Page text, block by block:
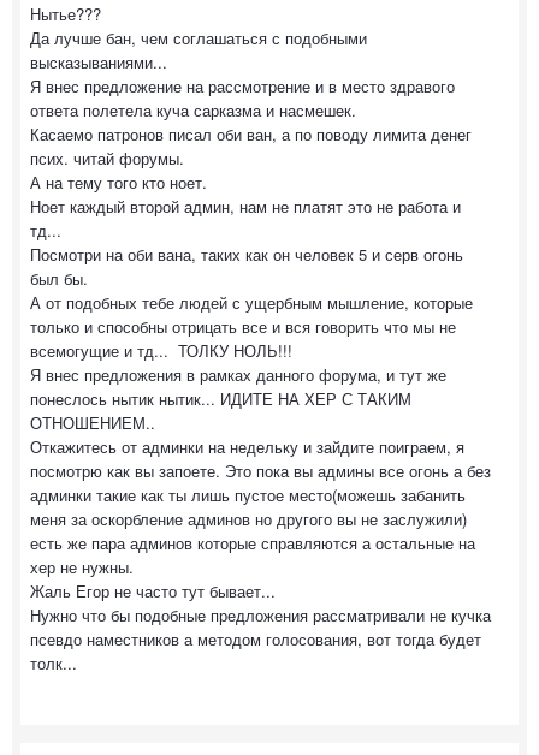
Нытье???
Да лучше бан, чем соглашаться с подобными
высказываниями...
Я внес предложение на рассмотрение и в место здравого
ответа полетела куча сарказма и насмешек.
Касаемо патронов писал оби ван, а по поводу лимита денег
псих. читай форумы.
А на тему того кто ноет.
Ноет каждый второй админ, нам не платят это не работа и
тд...
Посмотри на оби вана, таких как он человек 5 и серв огонь
был бы.
А от подобных тебе людей с ущербным мышление, которые
только и способны отрицать все и вся говорить что мы не
всемогущие и тд... ТОЛКУ НОЛЬ!!!
Я внес предложения в рамках данного форума, и тут же
понеслось нытик нытик... ИДИТЕ НА ХЕР С ТАКИМ
ОТНОШЕНИЕМ..
Откажитесь от админки на недельку и зайдите поиграем, я
посмотрю как вы запоете. Это пока вы админы все огонь а без
админки такие как ты лишь пустое место(можешь забанить
меня за оскорбление админов но другого вы не заслужили)
есть же пара админов которые справляются а остальные на
хер не нужны.
Жаль Егор не часто тут бывает...
Нужно что бы подобные предложения рассматривали не кучка
псевдо наместников а методом голосования, вот тогда будет
толк...